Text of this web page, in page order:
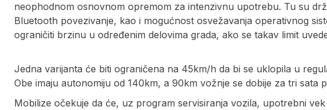
neophodnom osnovnom opremom za intenzivnu upotrebu. Tu su
Bluetooth povezivanje, kao i mogućnost osvežavanja operativnog
ograničiti brzinu u određenim delovima grada, ako se takav limit
Jedna varijanta će biti ograničena na 45km/h da bi se uklopila u
Obe imaju autonomiju od 140km, a 90km vožnje se dobije za tri sata
Mobilize očekuje da će, uz program servisiranja vozila, upotrebni